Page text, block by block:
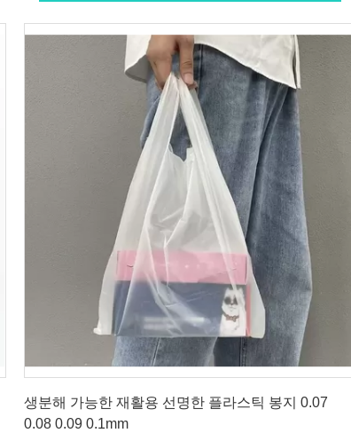
생분해 가능한 재활용 선명한 플라스틱 봉지 0.07
0.08 0.09 0.1mm